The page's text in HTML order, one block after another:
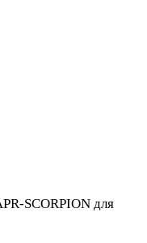
SCORPION для